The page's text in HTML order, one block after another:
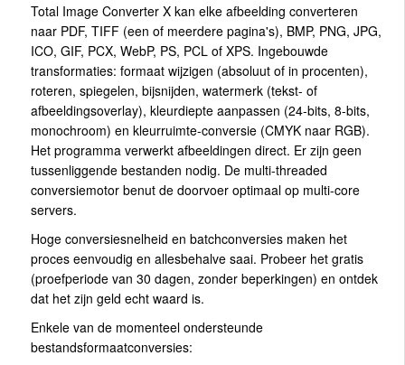
Total Image Converter X kan elke afbeelding converteren
naar PDF, TIFF (een of meerdere pagina's), BMP, PNG, JPG,
ICO, GIF, PCX, WebP, PS, PCL of XPS. Ingebouwde
transformaties: formaat wijzigen (absoluut of in procenten),
roteren, spiegelen, bijsnijden, watermerk (tekst- of
afbeeldingsoverlay), kleurdiepte aanpassen (24-bits, 8-bits,
monochroom) en kleurruimte-conversie (CMYK naar RGB).
Het programma verwerkt afbeeldingen direct. Er zijn geen
tussenliggende bestanden nodig. De multi-threaded
conversiemotor benut de doorvoer optimaal op multi-core
servers.
Hoge conversiesnelheid en batchconversies maken het
proces eenvoudig en allesbehalve saai. Probeer het gratis
(proefperiode van 30 dagen, zonder beperkingen) en ontdek
dat het zijn geld echt waard is.
Enkele van de momenteel ondersteunde
bestandsformaatconversies: